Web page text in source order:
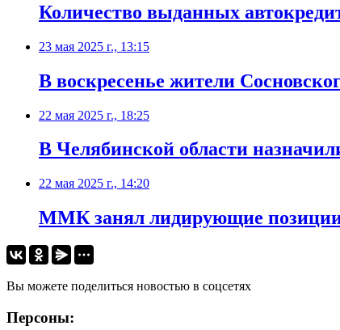
Количество выданных
23 мая 2025 г., 13:15
В воскресенье жители
22 мая 2025 г., 18:25
В Челябинской области
22 мая 2025 г., 14:20
ММК занял лидирующие позиции
Вы можете поделиться новостью в соцсетях
Персоны: